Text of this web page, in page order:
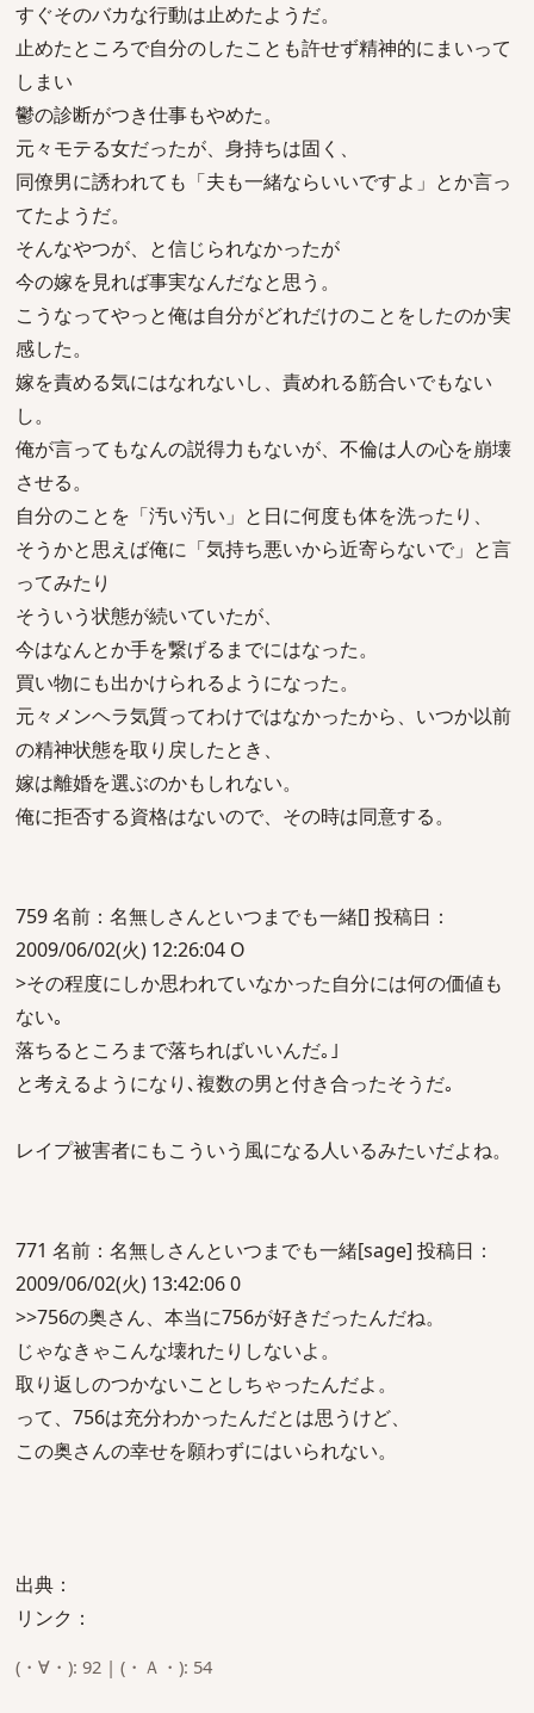
すぐそのバカな行動は止めたようだ。
止めたところで自分のしたことも許せず精神的にまいって
しまい
鬱の診断がつき仕事もやめた。
元々モテる女だったが、身持ちは固く、
同僚男に誘われても「夫も一緒ならいいですよ」とか言っ
てたようだ。
そんなやつが、と信じられなかったが
今の嫁を見れば事実なんだなと思う。
こうなってやっと俺は自分がどれだけのことをしたのか実
感した。
嫁を責める気にはなれないし、責めれる筋合いでもない
し。
俺が言ってもなんの説得力もないが、不倫は人の心を崩壊
させる。
自分のことを「汚い汚い」と日に何度も体を洗ったり、
そうかと思えば俺に「気持ち悪いから近寄らないで」と言
ってみたり
そういう状態が続いていたが、
今はなんとか手を繋げるまでにはなった。
買い物にも出かけられるようになった。
元々メンヘラ気質ってわけではなかったから、いつか以前
の精神状態を取り戻したとき、
嫁は離婚を選ぶのかもしれない。
俺に拒否する資格はないので、その時は同意する。
759 名前：名無しさんといつまでも一緒[] 投稿日：
2009/06/02(火) 12:26:04 O
>その程度にしか思われていなかった自分には何の価値も
ない｡
落ちるところまで落ちればいいんだ｡｣
と考えるようになり､複数の男と付き合ったそうだ｡
レイプ被害者にもこういう風になる人いるみたいだよね。
771 名前：名無しさんといつまでも一緒[sage] 投稿日：
2009/06/02(火) 13:42:06 0
>>756の奥さん、本当に756が好きだったんだね。
じゃなきゃこんな壊れたりしないよ。
取り返しのつかないことしちゃったんだよ。
って、756は充分わかったんだとは思うけど、
この奥さんの幸せを願わずにはいられない。
出典：
リンク：
(・∀・): 92 | (・Ａ・): 54